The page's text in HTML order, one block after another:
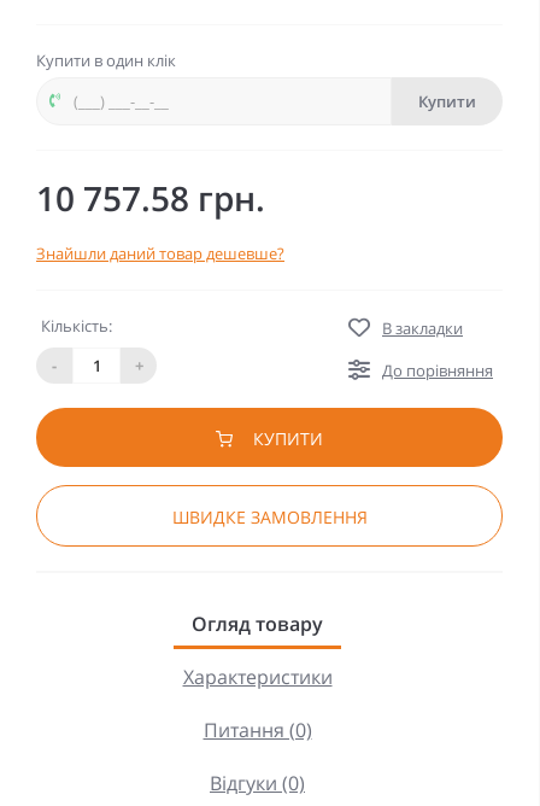
Купити в один клік
Купити
10 757.58 грн.
Знайшли даний товар дешевше?
Кількість:
-
+
В закладки
До порівняння
КУПИТИ
ШВИДКЕ ЗАМОВЛЕННЯ
Огляд товару
Характеристики
Питання (0)
Відгуки (0)